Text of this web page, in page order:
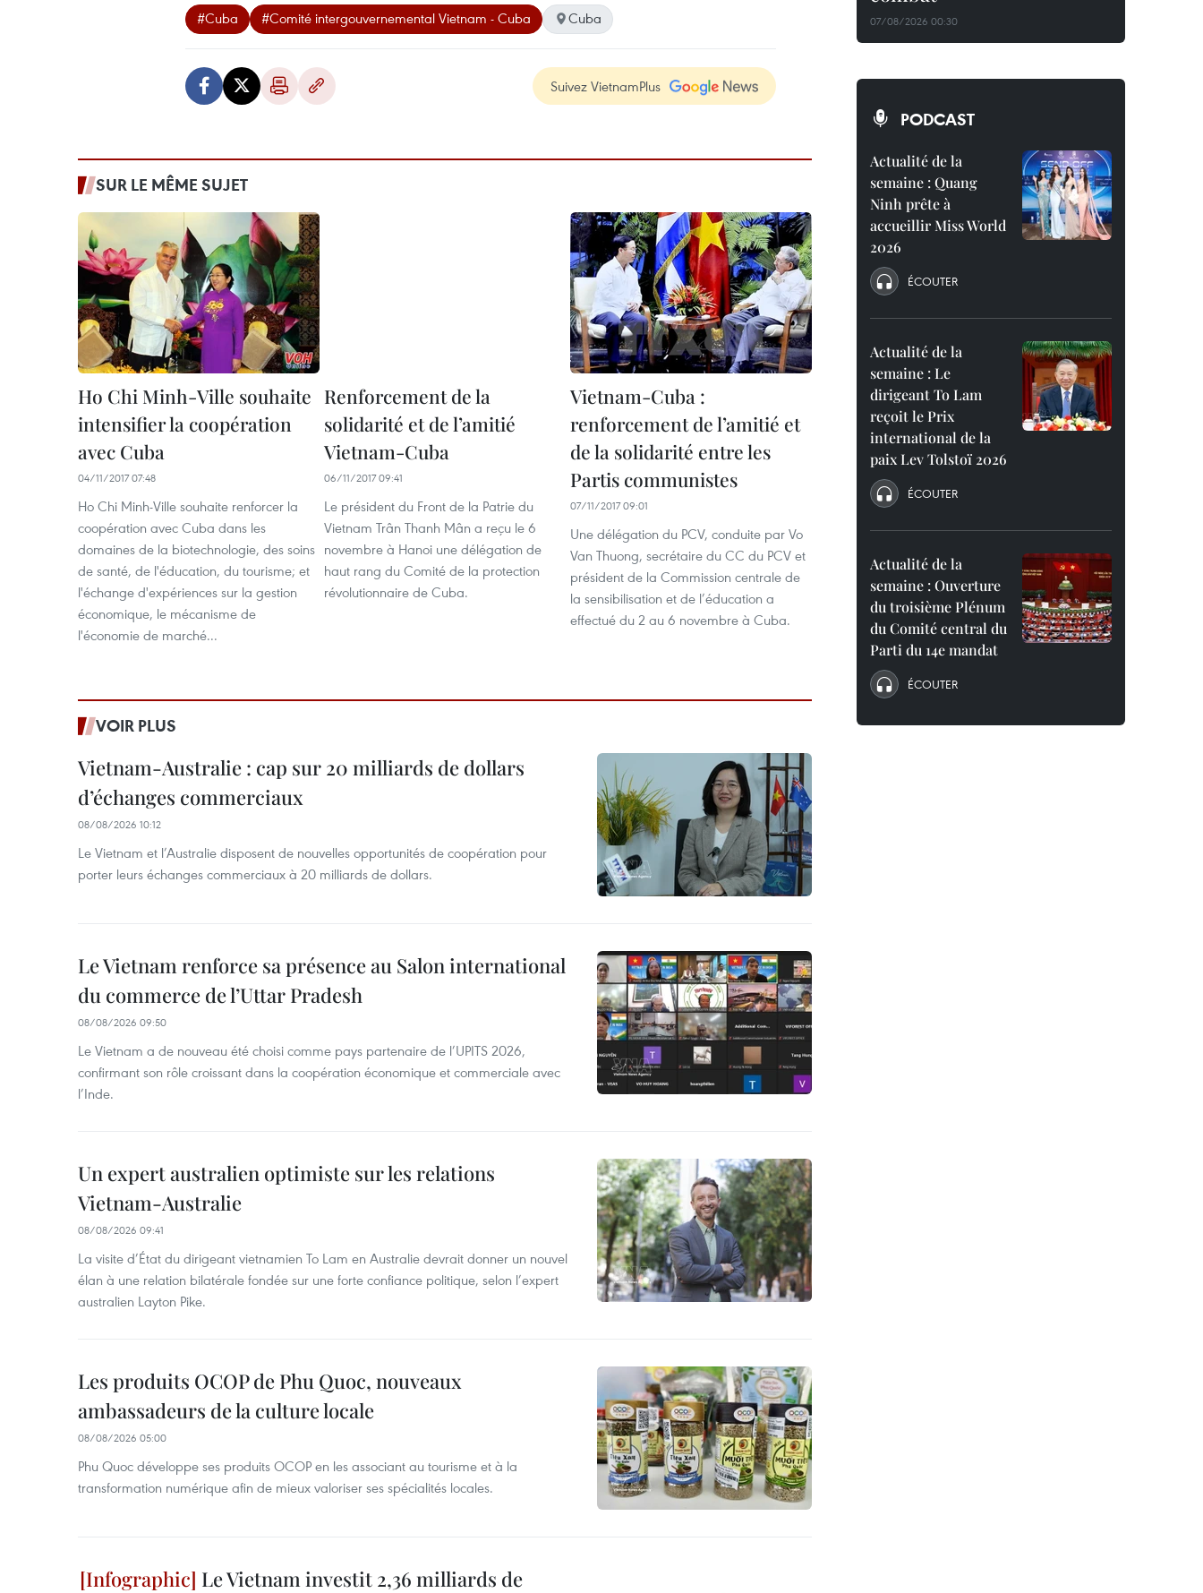
#Cuba #Comité intergouvernemental Vietnam - Cuba Cuba
Suivez VietnamPlus
SUR LE MÊME SUJET
Ho Chi Minh-Ville souhaite
intensifier la coopération
avec Cuba
04/11/2017 07:48
Ho Chi Minh-Ville souhaite renforcer la
coopération avec Cuba dans les
domaines de la biotechnologie, des soins
de santé, de l'éducation, du tourisme; et
l'échange d'expériences sur la gestion
économique, le mécanisme de
l'économie de marché...
Renforcement de la
solidarité et de l’amitié
Vietnam-Cuba
06/11/2017 09:41
Le président du Front de la Patrie du
Vietnam Trân Thanh Mân a reçu le 6
novembre à Hanoi une délégation de
haut rang du Comité de la protection
révolutionnaire de Cuba.
Vietnam-Cuba :
renforcement de l’amitié et
de la solidarité entre les
Partis communistes
07/11/2017 09:01
Une délégation du PCV, conduite par Vo
Van Thuong, secrétaire du CC du PCV et
président de la Commission centrale de
la sensibilisation et de l’éducation a
effectué du 2 au 6 novembre à Cuba.
VOIR PLUS
Vietnam-Australie : cap sur 20 milliards de dollars
d’échanges commerciaux
08/08/2026 10:12
Le Vietnam et l’Australie disposent de nouvelles opportunités de coopération pour
porter leurs échanges commerciaux à 20 milliards de dollars.
Le Vietnam renforce sa présence au Salon international
du commerce de l’Uttar Pradesh
08/08/2026 09:50
Le Vietnam a de nouveau été choisi comme pays partenaire de l’UPITS 2026,
confirmant son rôle croissant dans la coopération économique et commerciale avec
l’Inde.
Un expert australien optimiste sur les relations
Vietnam-Australie
08/08/2026 09:41
La visite d’État du dirigeant vietnamien To Lam en Australie devrait donner un nouvel
élan à une relation bilatérale fondée sur une forte confiance politique, selon l’expert
australien Layton Pike.
Les produits OCOP de Phu Quoc, nouveaux
ambassadeurs de la culture locale
08/08/2026 05:00
Phu Quoc développe ses produits OCOP en les associant au tourisme et à la
transformation numérique afin de mieux valoriser ses spécialités locales.
Le Vietnam investit 2,36 milliards de
07/08/2026 00:30
PODCAST
Actualité de la
semaine : Quang
Ninh prête à
accueillir Miss World
2026
ÉCOUTER
Actualité de la
semaine : Le
dirigeant To Lam
reçoit le Prix
international de la
paix Lev Tolstoï 2026
ÉCOUTER
Actualité de la
semaine : Ouverture
du troisième Plénum
du Comité central du
Parti du 14e mandat
ÉCOUTER